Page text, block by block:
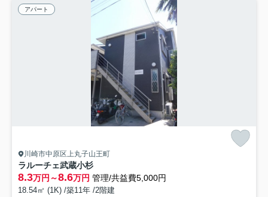
アパート
川崎市中原区上丸子山王町
ラルーチェ武蔵小杉
8.3万円～8.6万円 管理/共益費5,000円
18.54㎡ (1K) /築11年 /2階建